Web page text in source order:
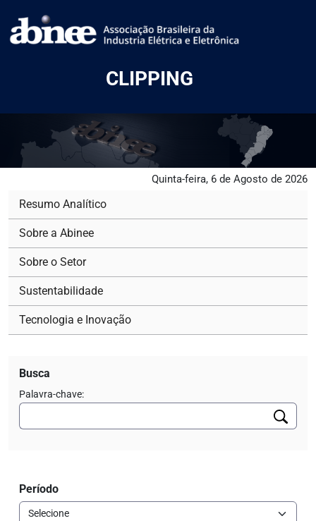
CLIPPING
Quinta-feira, 6 de Agosto de 2026
Resumo Analítico
Sobre a Abinee
Sobre o Setor
Sustentabilidade
Tecnologia e Inovação
Busca
Palavra-chave:
Período